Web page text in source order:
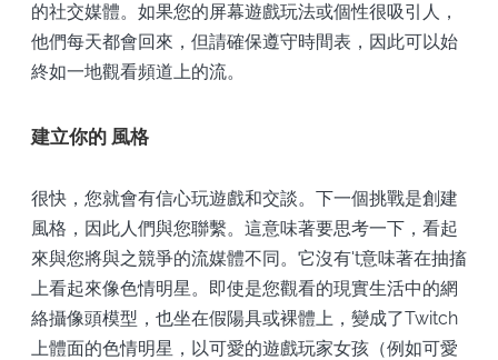
的社交媒體。如果您的屏幕遊戲玩法或個性很吸引人，
他們每天都會回來，但請確保遵守時間表，因此可以始
終如一地觀看頻道上的流。
建立你的 風格
很快，您就會有信心玩遊戲和交談。下一個挑戰是創建
風格，因此人們與您聯繫。這意味著要思考一下，看起
來與您將與之競爭的流媒體不同。它沒有't意味著在抽搐
上看起來像色情明星。即使是您觀看的現實生活中的網
絡攝像頭模型，也坐在假陽具或裸體上，變成了Twitch
上體面的色情明星，以可愛的遊戲玩家女孩（例如可愛